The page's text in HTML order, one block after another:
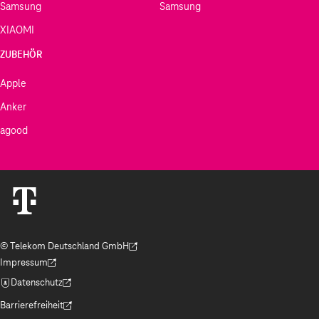
Diesen Windmesser kaufst du als Zusatzmodul für
bei der Wettererfassung zur Realität. Verlaufswerte
Amazon Alexa verfügst, ist die Wetter-App über die
Smart-Home-Konfiguration sprachgesteuert abrufbar.
Im Test erzielt der Netatmo Windmesser NWA01
Messdaten und dem Preis-Leistungs-Verhältnis.
Was ist der Vorteil der Ultraschallmessung?
Samsung
XIAOMI
Samsung
ZUBEHÖR
Apple
Anker
agood
© Telekom Deutschland GmbH
(Der Link wird in einem neuen Tab geöffnet)
Impressum
(Der Link wird in einem neuen Tab geöffnet)
Datenschutz
(Der Link wird in einem neuen Tab geöffnet)
Barrierefreiheit
(Der Link wird in einem neuen Tab geöffnet)